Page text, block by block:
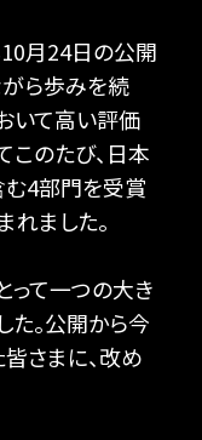
10月24日の公開
ら歩みを続
いて高い評価
このたび、日本
4部門を受賞
ました。
って一つの大き
。公開から今
さまに、改め